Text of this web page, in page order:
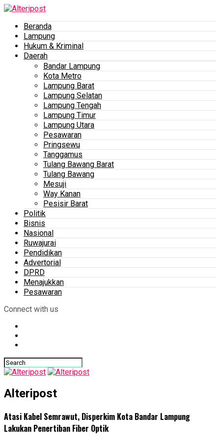
Beranda
Lampung
Hukum & Kriminal
Daerah
Bandar Lampung
Kota Metro
Lampung Barat
Lampung Selatan
Lampung Tengah
Lampung Timur
Lampung Utara
Pesawaran
Pringsewu
Tanggamus
Tulang Bawang Barat
Tulang Bawang
Mesuji
Way Kanan
Pesisir Barat
Politik
Bisnis
Nasional
Ruwajurai
Pendidikan
Advertorial
DPRD
Menajukkan
Pesawaran
Connect with us
Alteripost
Atasi Kabel Semrawut, Disperkim Kota Bandar Lampung
Lakukan Penertiban Fiber Optik